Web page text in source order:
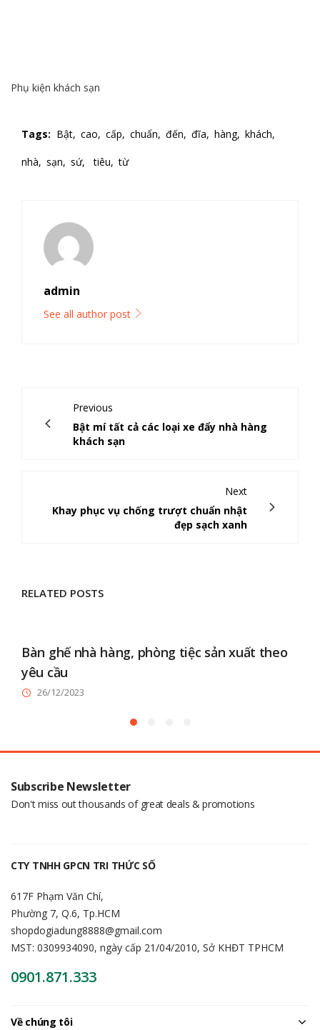
Phụ kiện khách sạn
Tags: Bật, cao, cấp, chuẩn, đến, đĩa, hàng, khách,
nhà, sạn, sứ, tiêu, từ
admin
See all author post
Previous
Bật mí tất cả các loại xe đẩy nhà hàng
khách sạn
Next
Khay phục vụ chống trượt chuẩn nhật
đẹp sạch xanh
RELATED POSTS
Bàn ghế nhà hàng, phòng tiệc sản xuất theo
yêu cầu
26/12/2023
Subscribe Newsletter
Don't miss out thousands of great deals & promotions
CTY TNHH GPCN TRI THỨC SỐ
617F Phạm Văn Chí,
Phường 7, Q.6, Tp.HCM
shopdogiadung8888@gmail.com
MST: 0309934090, ngày cấp 21/04/2010, Sở KHĐT TPHCM
0901.871.333
Về chúng tôi